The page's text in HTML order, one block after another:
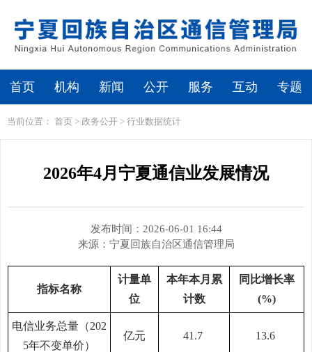
首页 机构 新闻 公开 服务 互动 专题
当前位置： 首页 > 政务公开 > 行业数据统计
2026年4月宁夏通信业发展情况
发布时间：2026-06-01 16:44
来源： 宁夏回族自治区通信管理局
指标名称
计量单
位
本年本月累
计数
同比增长率
(%)
电信业务总量（202
5年不变单价）
亿元 41.7 13.6